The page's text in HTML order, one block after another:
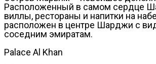
Расположенный в самом сердце
виллы, рестораны и напитки на
расположен в центре Шарджи с
соседним эмиратам.
Palace Al Khan